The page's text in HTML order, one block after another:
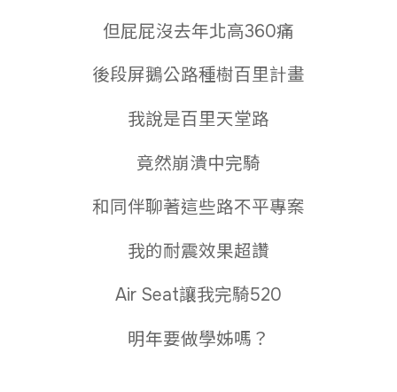
但屁屁沒去年北高360痛
後段屏鵝公路種樹百里計畫
我說是百里天堂路
竟然崩潰中完騎
和同伴聊著這些路不平專案
我的耐震效果超讚
Air Seat讓我完騎520
明年要做學姊嗎？